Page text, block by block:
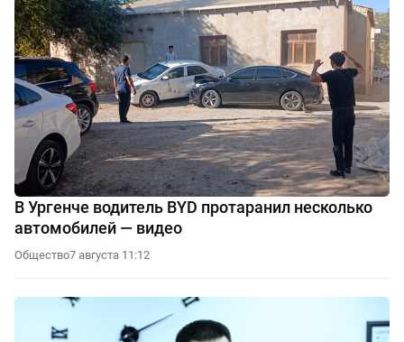
В Ургенче водитель BYD протаранил несколько
автомобилей — видео
Общество7 августа 11:12